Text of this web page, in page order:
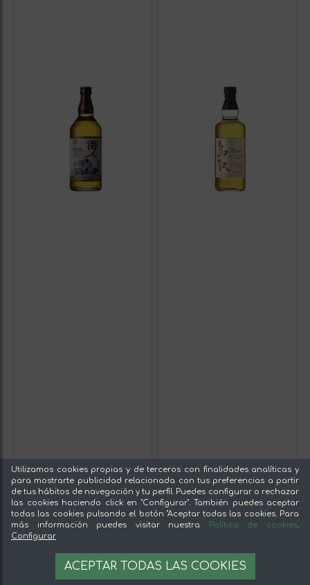
Utilizamos cookies propias y de terceros con finalidades analíticas y
para mostrarte publicidad relacionada con tus preferencias a partir
de tus hábitos de navegación y tu perfil. Puedes configurar o rechazar
las cookies haciendo click en "Configurar". También puedes aceptar
todas las cookies pulsando el botón "Aceptar todas las cookies. Para
más información puedes visitar nuestra
Política de cookies.
Configurar
ACEPTAR TODAS LAS COOKIES